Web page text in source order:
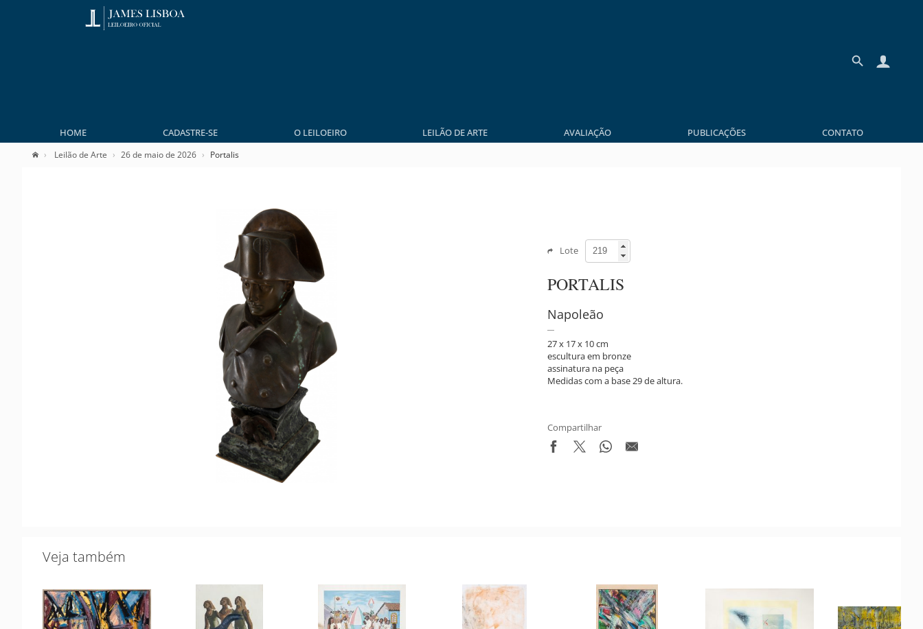
HOME CADASTRE-SE O LEILOEIRO LEILÃO DE ARTE AVALIAÇÃO PUBLICAÇÕES CONTATO
Leilão de Arte 26 de maio de 2026 Portalis
Lote
PORTALIS
Napoleão
27 x 17 x 10 cm
escultura em bronze
assinatura na peça
Medidas com a base 29 de altura.
Compartilhar
Veja também